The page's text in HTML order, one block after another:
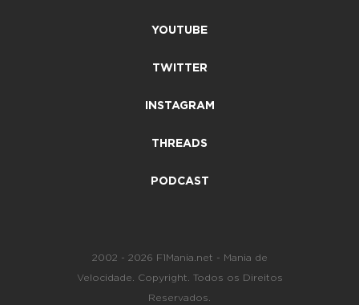
YOUTUBE
TWITTER
INSTAGRAM
THREADS
PODCAST
2002 - 2026 F1Mania.net - Mania de
Velocidade. Copyright. Todos os Direitos
Reservados.